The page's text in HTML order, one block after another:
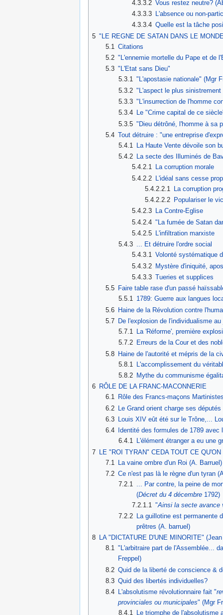
4.3.3.2 Vous restez neutre?
4.3.3.3
L'absence ou non-
4.3.3.4 Quelle est la tâche
5 "LE REGNE DE SATAN DANS LE
5.1 Citations
5.2 "L'ennemie mortelle du Pape et de
5.3 "L'Etat sans Dieu"
5.3.1 "L'apostasie nationale" (Mgr
5.3.2 "L'aspect le plus
5.3.3 "L'insurrection de l'homme
5.3.4 Le "Crime capital de ce
5.3.5 "Dieu détrôné, l'homme à sa
5.4 Tout détruire : "une entreprise
5.4.1
La Haute Vente dévoile son
5.4.2 La secte des Illuminés de
5.4.2.1
La corruption morale
5.4.2.2 L'idéal sans cesse
5.4.2.2.1
La corruption
5.4.2.2.2 Populariser le
5.4.2.3
La Contre-Eglise
5.4.2.4 "La fumée de Satan
5.4.2.5
L'infiltration marxiste
5.4.3 ... Et détruire l'ordre social
5.4.3.1 Volonté systématique
5.4.3.2 Mystère d'iniquité,
5.4.3.3 Tueries et supplices
5.5
Faire table rase d'un passé
5.5.1 1789: Guerre aux langues
5.6 Haine de la Révolution contre
5.7
De l'explosion de l'individualisme
5.7.1
La 'Réforme', première
5.7.2 Erreurs de la Cour et des
5.8 Haine de l'autorité et mépris de la
5.8.1
L'accomplissement du
5.8.2 Mythe du communisme
6 RÔLE DE LA FRANC-MACONNERIE
6.1
Rôle des Francs-maçons
6.2 Le Grand orient charge ses
6.3
Louis XIV eût été sur le Trône,...
6.4
Identité des formules de 1789
6.4.1 L'élément étranger a eu une
7 LE "ROI TYRAN" CEDA TOUT CE
7.1
La vaine ombre d'un Roi (A. Barruel)
7.2 Ce n'est pas là le règne d'un tyran
7.2.1
... Par contre, la peine de
(Décret du 4 décembre 1792)
7.2.1.1
"Ainsi la secte avance
7.2.2 La guillotine est permanente
prêtres (A. barruel)
8 LA "DICTATURE D'UNE MINORITE"
8.1 "L'arbitraire part de l'Assemblée...
Freppel)
8.2 Quid de la liberté de conscience &
8.3 Quid des libertés individuelles?
8.4
L'absolutisme révolutionnaire fait "
provinciales ou municipales" (Mgr
8.4.1 Le triomphe de l'absolutisme